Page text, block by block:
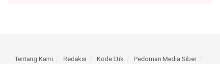
Tentang Kami Redaksi Kode Etik
Pedoman Media Siber